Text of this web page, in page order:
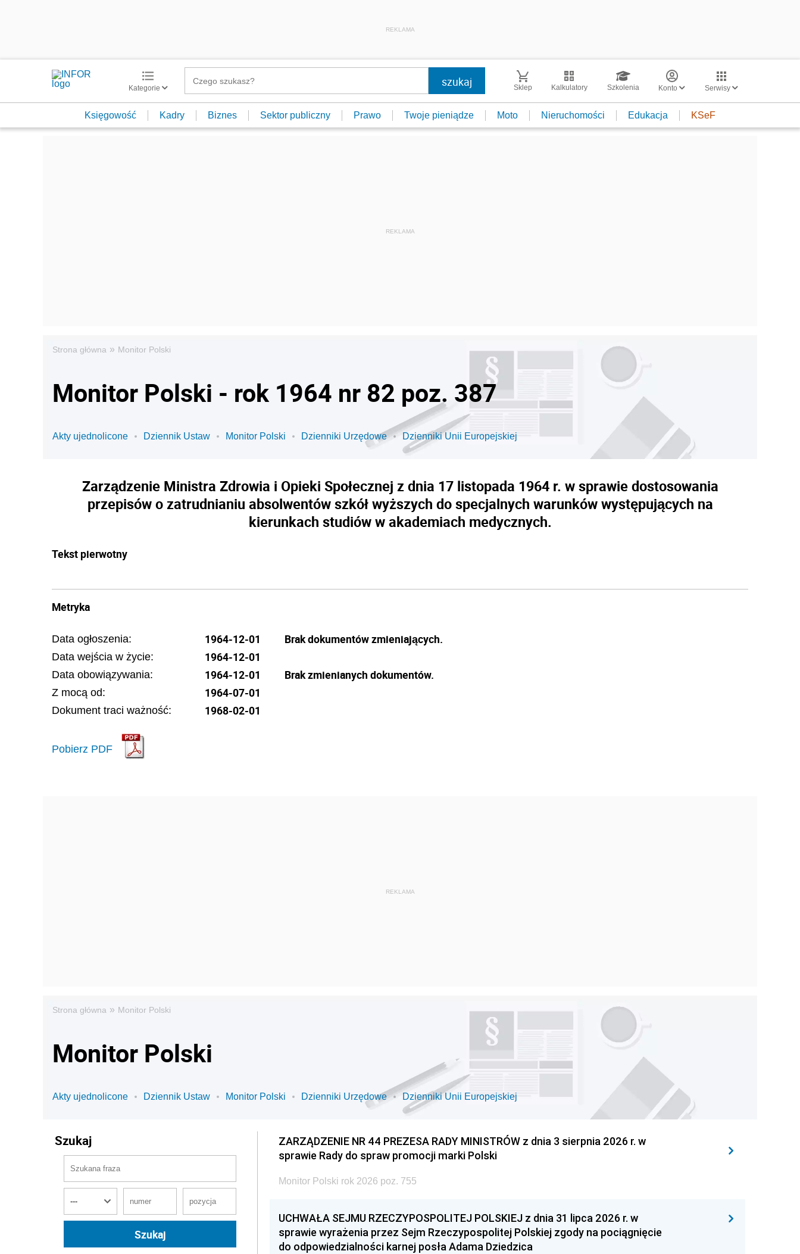
REKLAMA
Kategorie Sklep Kalkulatory Szkolenia Konto Serwisy
Księgowość Kadry Biznes Sektor publiczny Prawo Twoje pieniądze Moto Nieruchomości Edukacja KSeF
Strona główna » Monitor Polski
Monitor Polski - rok 1964 nr 82 poz. 387
Akty ujednolicone Dziennik Ustaw Monitor Polski Dzienniki Urzędowe Dzienniki Unii Europejskiej
Zarządzenie Ministra Zdrowia i Opieki Społecznej z dnia 17 listopada 1964 r. w sprawie dostosowania
przepisów o zatrudnianiu absolwentów szkół wyższych do specjalnych warunków występujących na
kierunkach studiów w akademiach medycznych.
Tekst pierwotny
Metryka
Data ogłoszenia: 1964-12-01
Data wejścia w życie: 1964-12-01
Data obowiązywania: 1964-12-01
Z mocą od: 1964-07-01
Dokument traci ważność: 1968-02-01
Pobierz PDF
Brak dokumentów zmieniających.
Brak zmienianych dokumentów.
Strona główna » Monitor Polski
Monitor Polski
Akty ujednolicone Dziennik Ustaw Monitor Polski Dzienniki Urzędowe Dzienniki Unii Europejskiej
Szukaj
ZARZĄDZENIE NR 44 PREZESA RADY MINISTRÓW z dnia 3 sierpnia 2026 r. w
sprawie Rady do spraw promocji marki Polski
Monitor Polski rok 2026 poz. 755
UCHWAŁA SEJMU RZECZYPOSPOLITEJ POLSKIEJ z dnia 31 lipca 2026 r. w
sprawie wyrażenia przez Sejm Rzeczypospolitej Polskiej zgody na pociągnięcie
do odpowiedzialności karnej posła Adama Dziedzica